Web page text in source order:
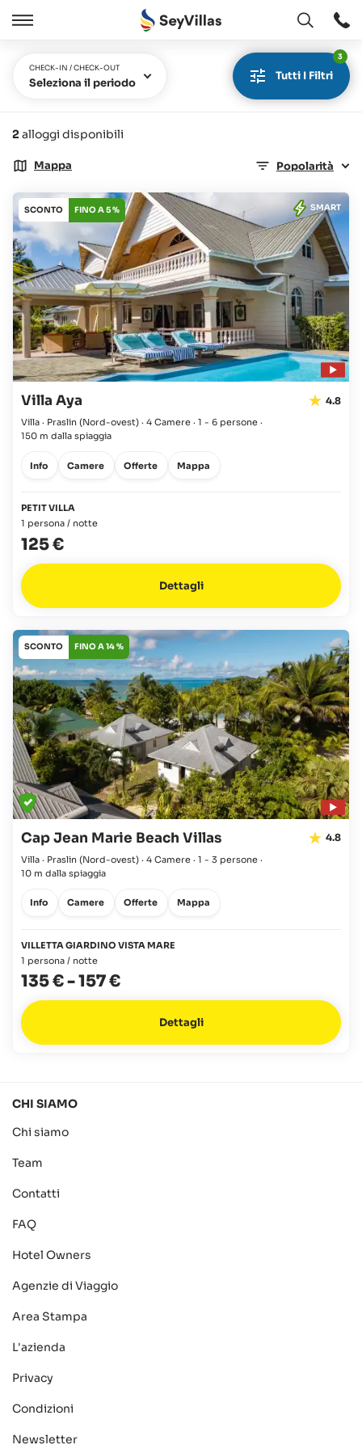
Chiudere
Aperto
CHECK-IN / CHECK-OUT
Seleziona il periodo Tutti I Filtri
3
2alloggi disponibili
Mappa Popolarità
SCONTO FINO A 5 % SMART
Villa Aya 4.8
Villa · Praslin (Nord-ovest) · 4 Camere · 1 - 6 persone ·
150 m dalla spiaggia
Info Camere Offerte Mappa
PETIT VILLA
1 persona / notte
125 €
Dettagli
SCONTO FINO A 14 %
Cap Jean Marie Beach Villas 4.8
Villa · Praslin (Nord-ovest) · 4 Camere · 1 - 3 persone ·
10 m dalla spiaggia
Info Camere Offerte Mappa
VILLETTA GIARDINO VISTA MARE
1 persona / notte
135 €-157 €
Dettagli
CHI SIAMO
Chi siamo
Team
Contatti
FAQ
Hotel Owners
Agenzie di Viaggio
Area Stampa
L'azienda
Privacy
Condizioni
Newsletter